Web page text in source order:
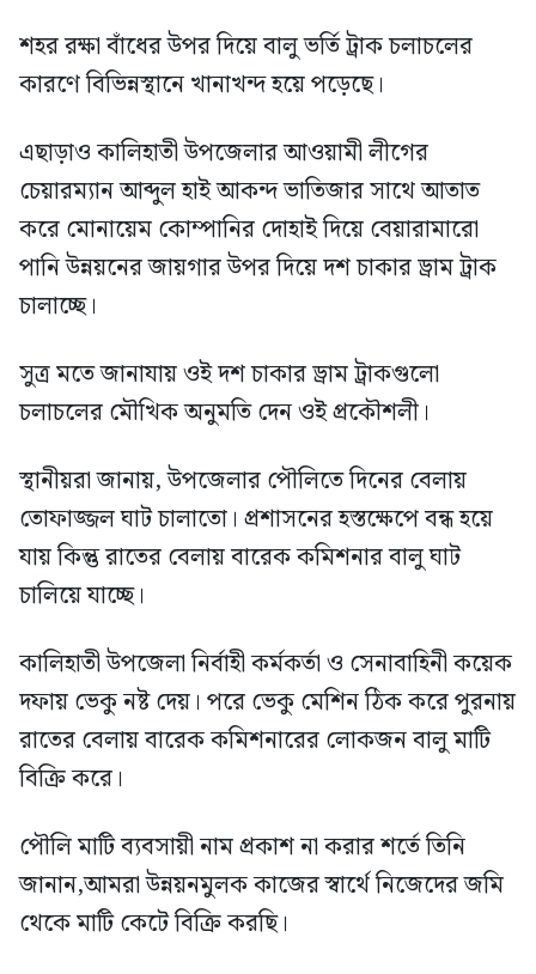
শহর রক্ষা বাঁধের উপর দিয়ে বালু ভর্তি ট্রাক চলাচলের
কারণে বিভিন্নস্থানে খানাখন্দ হয়ে পড়েছে।
এছাড়াও কালিহাতী উপজেলার আওয়ামী লীগের
চেয়ারম্যান আব্দুল হাই আকন্দ ভাতিজার সাথে আতাত
করে মোনায়েম কোম্পানির দোহাই দিয়ে বেয়ারামারো
পানি উন্নয়নের জায়গার উপর দিয়ে দশ চাকার ড্রাম ট্রাক
চালাচ্ছে।
সুত্র মতে জানাযায় ওই দশ চাকার ড্রাম ট্রাকগুলো
চলাচলের মৌখিক অনুমতি দেন ওই প্রকৌশলী।
স্থানীয়রা জানায়, উপজেলার পৌলিতে দিনের বেলায়
তোফাজ্জল ঘাট চালাতো। প্রশাসনের হস্তক্ষেপে বন্ধ হয়ে
যায় কিন্তু রাতের বেলায় বারেক কমিশনার বালু ঘাট
চালিয়ে যাচ্ছে।
কালিহাতী উপজেলা নির্বাহী কর্মকর্তা ও সেনাবাহিনী কয়েক
দফায় ভেকু নষ্ট দেয়। পরে ভেকু মেশিন ঠিক করে পুরনায়
রাতের বেলায় বারেক কমিশনারের লোকজন বালু মাটি
বিক্রি করে।
পৌলি মাটি ব্যবসায়ী নাম প্রকাশ না করার শর্তে তিনি
জানান,আমরা উন্নয়নমুলক কাজের স্বার্থে নিজেদের জমি
থেকে মাটি কেটে বিক্রি করছি।